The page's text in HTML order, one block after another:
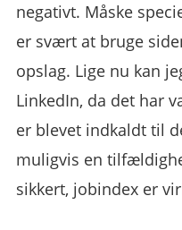
negativt. Måske
er svært at bruge
opslag. Lige nu kan
LinkedIn, da det har
er blevet indkaldt til
muligvis en
sikkert, jobindex er